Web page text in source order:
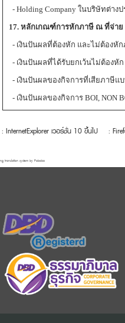
- Holding Company ในบริษัทต่าง
17. หลักเกณฑ์การหักภาษี ณ ที่จ่าย
- เงินปันผลที่ต้องหัก และไม่ต้องหั
- เงินปันผลที่ได้รับยกเว้นไม่ต้องหั
- เงินปันผลของกิจการที่เสียภาษีแ
- เงินปันผลของกิจการ BOI, NON
: InternetExplorer เวอร์ชั่น 10 ขึ้นไป :
translation system by Faboba